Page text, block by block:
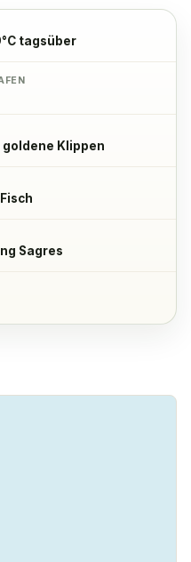
tagsüber
Klippen
Sagres